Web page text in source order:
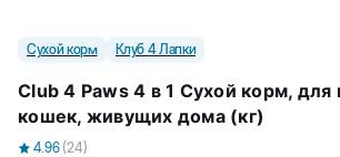
Сухой корм Клуб 4 Лапки
Club 4 Paws 4 в 1 Сухой корм, для
кошек, живущих дома (кг)
4.96 (24)